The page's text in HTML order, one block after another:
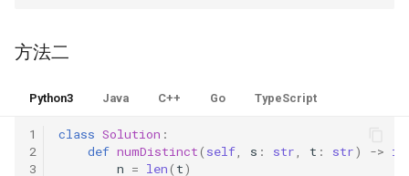
46. 全排列
43. 1 ～ n 整数中 1 出现的次
45. 把数组排成最小的数
8.5. 递归乘法
8.6. 汉诺塔问题
8.7. 无重复字符串的排列组合
方法二
Python3 Java C++ Go TypeScript
1
2
3
class Solution :
def numDistinct( self, s : str, t : str) ->
n = len( t)